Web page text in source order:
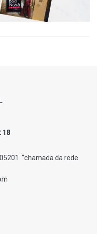
18
“chamada da rede